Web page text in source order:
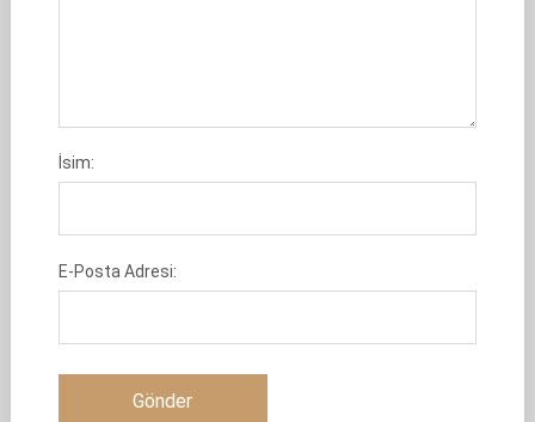
İsim:
E-Posta Adresi: